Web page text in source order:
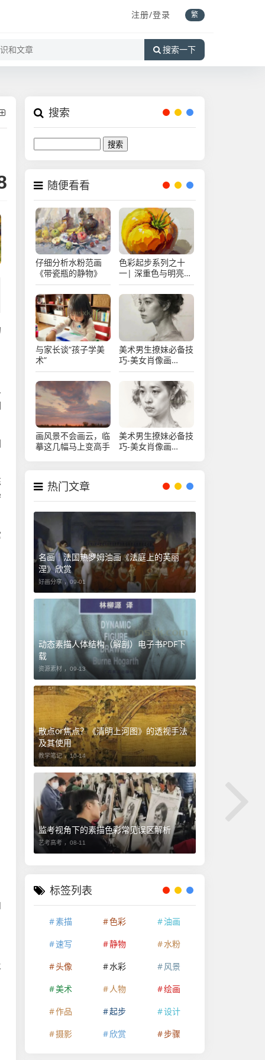
注册/登录 繁
搜索一下
搜索
随便看看
仔细分析水粉范画
《带瓷瓶的静物》
色彩起步系列之十
一| 深重色与明亮色
的过渡
与家长谈“孩子学美
术”
美术男生撩妹必备技
巧-美女肖像画
（14）
画风景不会画云，临
摹这几幅马上变高手
美术男生撩妹必备技
巧-美女肖像画
热门文章
名画｜法国热罗姆油画《法庭上的芙丽
涅》欣赏
好画分享 ，09-01
动态素描人体结构（解剖）电子书PDF下
载
资源素材 ， 09-13
​散点or焦点？《清明上河图》的透视手法
及其使用
教学笔记 ， 10-14
监考视角下的素描色彩常见误区解析
艺考高考 ， 08-11
标签列表
素描 色彩
油画
速写
静物
水粉
头像
水彩
风景
美术
人物
绘画
作品
起步
设计
摄影
欣赏 步骤